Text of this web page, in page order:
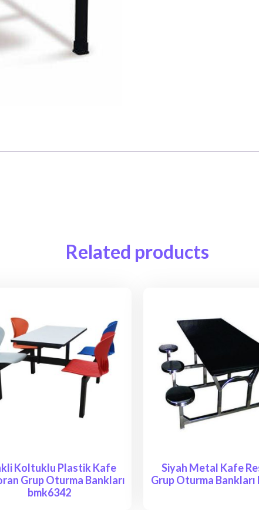
Related products
Koltuklu Plastik Kafe
Grup Oturma Bankları
bmk6342
Siyah Metal Kafe
Grup Oturma Bankları